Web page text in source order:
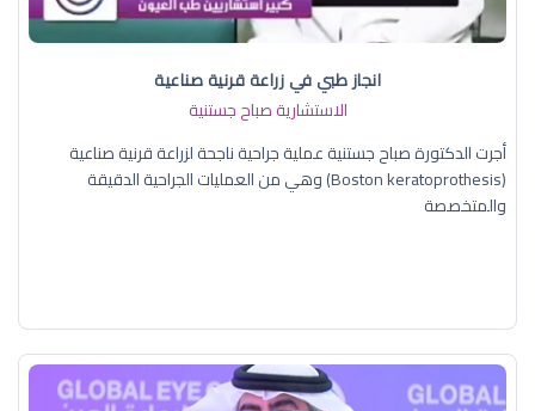
انجاز طبي في زراعة قرنية صناعية
الاستشارية صباح جستنية
أجرت الدكتورة صباح جستنية عملية جراحية ناجحة لزراعة قرنية صناعية
(Boston keratoprothesis) وهي من العمليات الجراحية الدقيقة
والمتخصصة